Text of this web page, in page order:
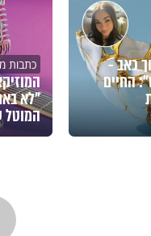
כאב -
החיים
כתבות
"לא
המוטל